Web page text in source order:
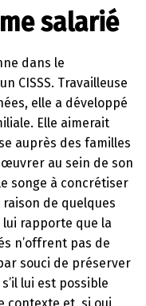
salarié
dans le
CISSS. Travailleuse
elle a développé
Elle aimerait
auprès des familles
au sein de son
songe à concrétiser
de quelques
lui rapporte que la
n’offrent pas de
souci de préserver
lui est possible